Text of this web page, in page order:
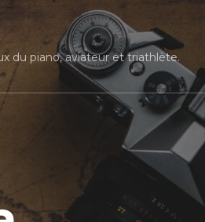
du piano, aviateur et triathlète.